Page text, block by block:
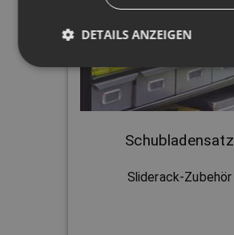
Schubladensatz
Sliderack-Zubehör
DETAILS ANZEIGEN